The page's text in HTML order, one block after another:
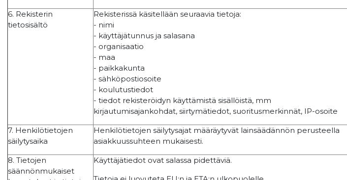
6. Rekisterin
tietosisältö
Rekisterissä käsitellään seuraavia tietoja:
- nimi
- käyttäjätunnus ja salasana
- organisaatio
- maa
- paikkakunta
- sähköpostiosoite
- koulutustiedot
- tiedot rekisteröidyn käyttämistä sisällöistä, mm
kirjautumisajankohdat, siirtymätiedot, suoritusmerkinnät, IP-osoite
7. Henkilötietojen
säilytysaika
Henkilötietojen säilytysajat määräytyvät lainsäädännön perusteella
asiakkuussuhteen mukaisesti.
8. Tietojen
säännönmukaiset
Käyttäjätiedot ovat salassa pidettäviä.